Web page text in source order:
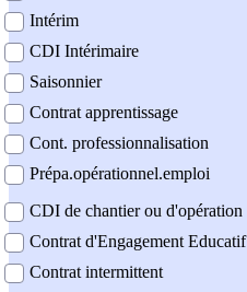
Intérim
CDI Intérimaire
Saisonnier
Contrat apprentissage
Cont. professionnalisation
Prépa.opérationnel.emploi
CDI de chantier ou d'opération
Contrat d'Engagement Educatif
Contrat intermittent